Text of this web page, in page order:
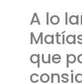
A lo
que